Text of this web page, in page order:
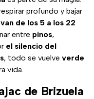
profundo y bajar
de los 5 a los 22
entre pinos,
el silencio del
, todo se vuelve verde
vida.
de Brizuela